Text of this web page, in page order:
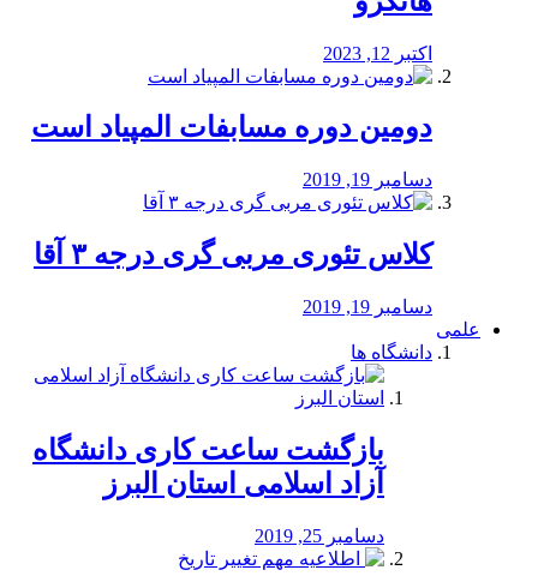
اکتبر 12, 2023
دومین دوره مسابفات المپیاد است
دسامبر 19, 2019
کلاس تئوری مربی گری درجه ۳ آقا
دسامبر 19, 2019
علمی
دانشگاه ها
بازگشت ساعت کاری دانشگاه
آزاد اسلامی استان البرز
دسامبر 25, 2019